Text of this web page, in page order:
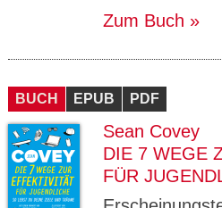
Zum Buch
BUCH EPUB PDF
Sean Covey
DIE 7 WEGE
FÜR